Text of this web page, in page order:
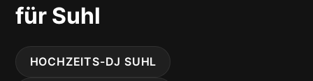
für Suhl
HOCHZEITS-DJ SUHL